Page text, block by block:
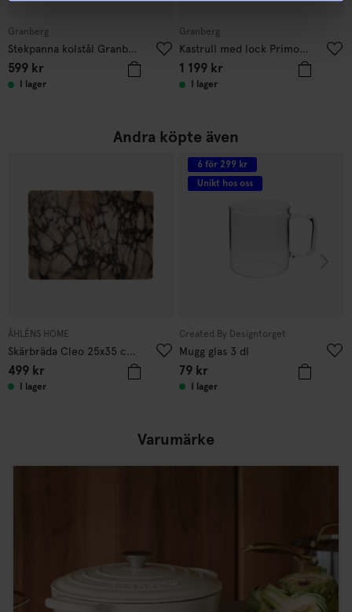
Granberg
Stekpanna kolstål Granberg 28 cm Grå
599 kr
I lager
Granberg
Kastrull med lock Primo 2L Koppar
1 199kr
I lager
Andra köpte även
ÅHLÉNS HOME
Skärbräda Cleo 25x35 cm marmor
499 kr
I lager
6 för 299 kr
Unikt hos oss
Created By Designtorget
Mugg glas 3 dl
79kr
I lager
Varumärke